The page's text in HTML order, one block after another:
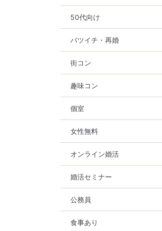
50代向け
バツイチ・再婚
街コン
趣味コン
個室
女性無料
オンライン婚活
婚活セミナー
公務員
食事あり